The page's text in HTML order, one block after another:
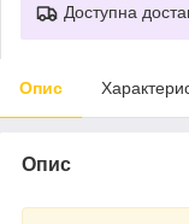
Доступна
Опис
Опис